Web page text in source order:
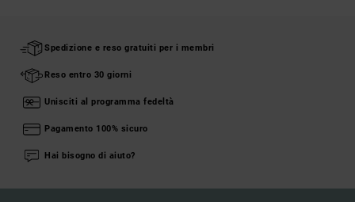
Spedizione e reso gratuiti per i membri
Reso entro 30 giorni
Unisciti al programma fedeltà
Pagamento 100% sicuro
Hai bisogno di aiuto?